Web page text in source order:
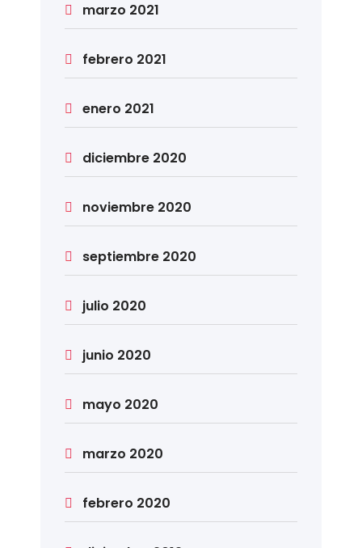
marzo 2021
febrero 2021
enero 2021
diciembre 2020
noviembre 2020
septiembre 2020
julio 2020
junio 2020
mayo 2020
marzo 2020
febrero 2020